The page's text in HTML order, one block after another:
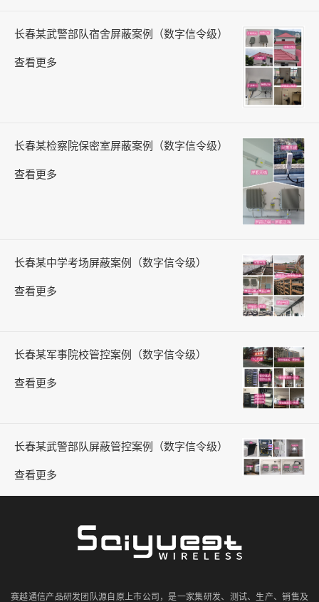
长春某武警部队宿舍屏蔽案例（数字信令级）
查看更多
长春某检察院保密室屏蔽案例（数字信令级）
查看更多
长春某中学考场屏蔽案例（数字信令级）
查看更多
长春某军事院校管控案例（数字信令级）
查看更多
长春某武警部队屏蔽管控案例（数字信令级）
查看更多
赛越通信产品研发团队源自原上市公司，是一家集研发、测试、生产、销售及